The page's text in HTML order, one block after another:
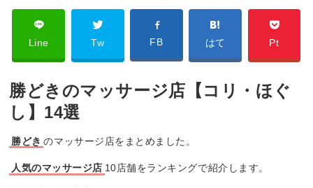
Line Tw FB はて Pt
勝どきのマッサージ店【コリ・ほぐ
し】14選
勝どき のマッサージ店をまとめました。
人気のマッサージ店 10店舗をランキングで紹介します。